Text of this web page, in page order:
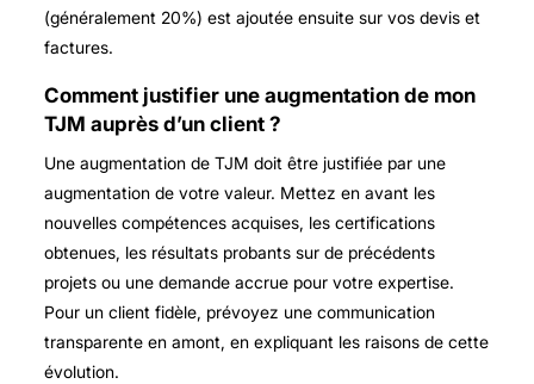
(généralement 20%) est ajoutée ensuite sur vos devis et
factures.
Comment justifier une augmentation de mon
TJM auprès d’un client ?
Une augmentation de TJM doit être justifiée par une
augmentation de votre valeur. Mettez en avant les
nouvelles compétences acquises, les certifications
obtenues, les résultats probants sur de précédents
projets ou une demande accrue pour votre expertise.
Pour un client fidèle, prévoyez une communication
transparente en amont, en expliquant les raisons de cette
évolution.